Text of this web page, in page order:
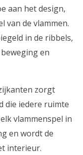
aan het design,
van de vlammen.
in de ribbels,
en
zorgt
die iedere ruimte
vlammenspel in
en wordt de
interieur.